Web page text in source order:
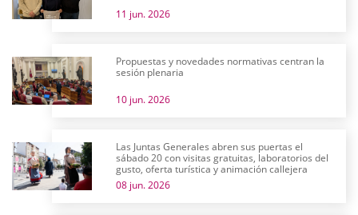
11 jun. 2026
Propuestas y novedades normativas centran la
sesión plenaria
10 jun. 2026
Las Juntas Generales abren sus puertas el
sábado 20 con visitas gratuitas, laboratorios del
gusto, oferta turística y animación callejera
08 jun. 2026